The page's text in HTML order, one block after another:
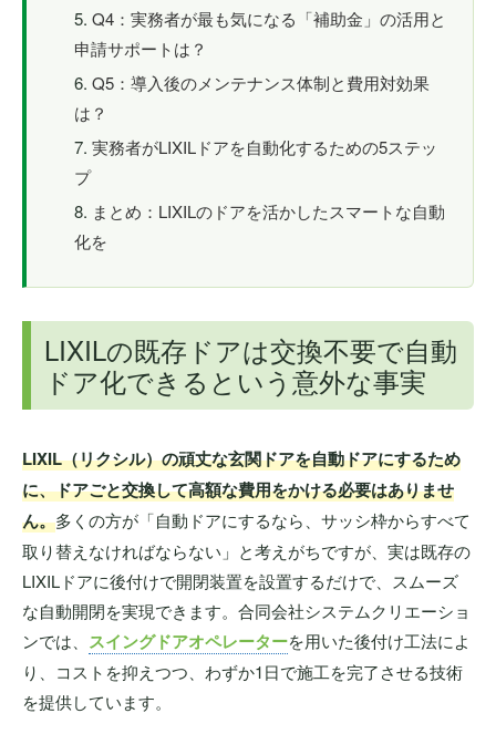
Q4：実務者が最も気になる「補助金」の活用と
申請サポートは？
Q5：導入後のメンテナンス体制と費用対効果
は？
実務者がLIXILドアを自動化するための5ステッ
プ
まとめ：LIXILのドアを活かしたスマートな自動
化を
LIXILの既存ドアは交換不要で自動
ドア化できるという意外な事実
LIXIL（リクシル）の頑丈な玄関ドアを自動ドアにするため
に、ドアごと交換して高額な費用をかける必要はありませ
ん。多くの方が「自動ドアにするなら、サッシ枠からすべて
取り替えなければならない」と考えがちですが、実は既存の
LIXILドアに後付けで開閉装置を設置するだけで、スムーズ
な自動開閉を実現できます。合同会社システムクリエーショ
ンでは、 スイングドアオペレーターを用いた後付け工法によ
り、コストを抑えつつ、わずか1日で施工を完了させる技術
を提供しています。